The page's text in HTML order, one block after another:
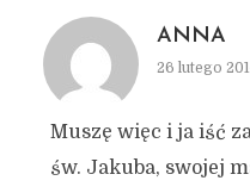
ANNA
26 lutego
Muszę więc i ja iść
św. Jakuba, swojej